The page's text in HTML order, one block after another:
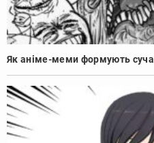
Як аніме-меми формують